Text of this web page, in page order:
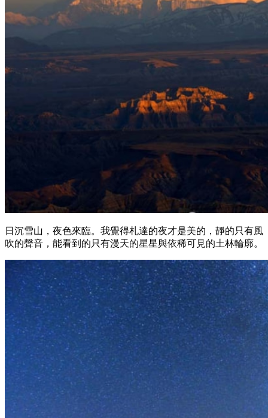
日沉雪山，夜色來臨。我覺得札達的夜才是美的，靜的只有風
吹的聲音，能看到的只有漫天的星星與依稀可見的土林輪廓。